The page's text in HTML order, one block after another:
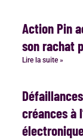
Action Pin
son rachat
Lire la suite »
créances à